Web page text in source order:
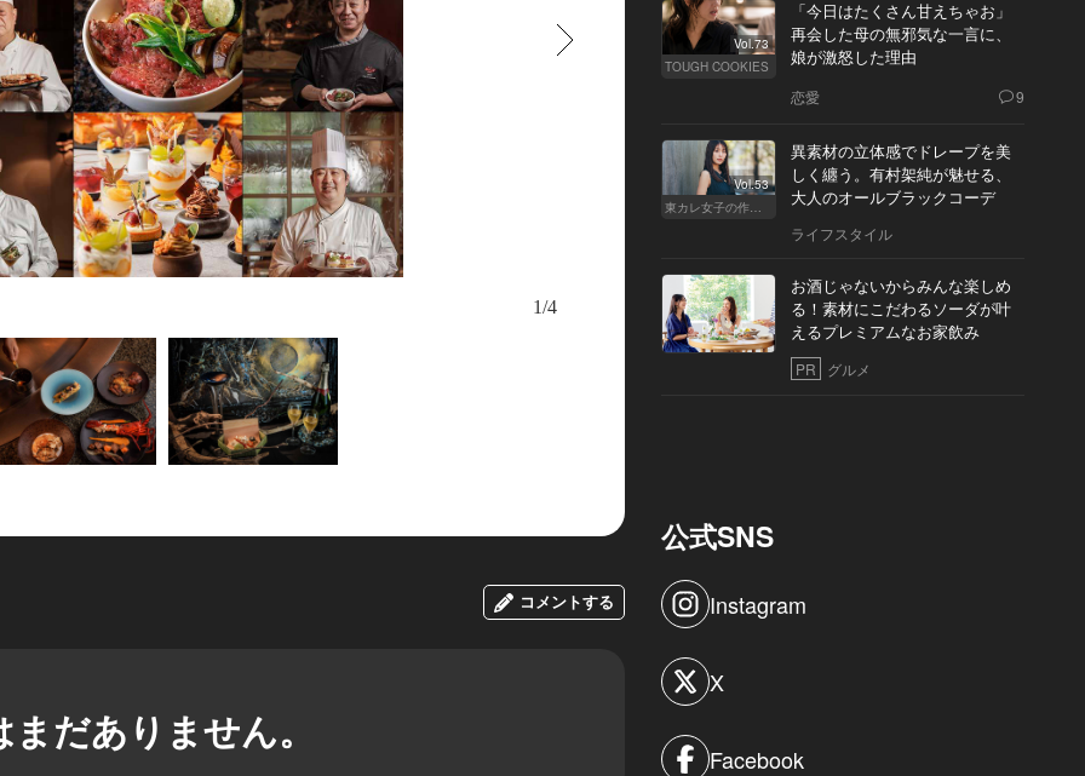
1/4
コメントする
だありません。
Vol.73
TOUGH COOKIES
「今日はたくさん甘えちゃお」
再会した母の無邪気な一言に、
娘が激怒した理由
恋愛 9
Vol.53
東カレ女子の作り方
異素材の立体感でドレープを美
しく纏う。有村架純が魅せる、
大人のオールブラックコーデ
ライフスタイル
お酒じゃないからみんな楽しめ
る！素材にこだわるソーダが叶
えるプレミアムなお家飲み
PR グルメ
公式SNS
Instagram
X
Facebook